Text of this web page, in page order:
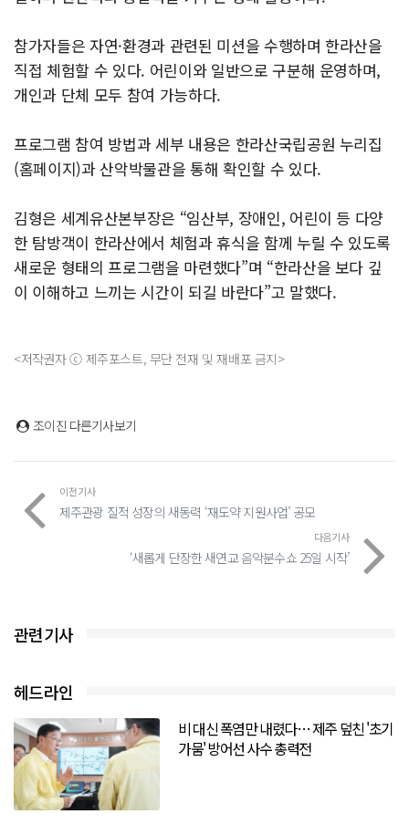
참가자들은 자연·환경과 관련된 미션을 수행하며 한라산을
직접 체험할 수 있다. 어린이와 일반으로 구분해 운영하며,
개인과 단체 모두 참여 가능하다.
프로그램 참여 방법과 세부 내용은 한라산국립공원 누리집
(홈페이지)과 산악박물관을 통해 확인할 수 있다.
김형은 세계유산본부장은 “임산부, 장애인, 어린이 등 다양
한 탐방객이 한라산에서 체험과 휴식을 함께 누릴 수 있도록
새로운 형태의 프로그램을 마련했다”며 “한라산을 보다 깊
이 이해하고 느끼는 시간이 되길 바란다”고 말했다.
<저작권자 ⓒ 제주포스트, 무단 전재 및 재배포 금지>
조이진 다른기사보기
이전기사
제주관광 질적 성장의 새동력 ‘재도약 지원사업’ 공모
다음기사
‘새롭게 단장한 새연교 음악분수쇼 25일 시작’
관련기사
헤드라인
비 대신 폭염만 내렸다… 제주 덮친 '초기
가뭄' 방어선 사수 총력전